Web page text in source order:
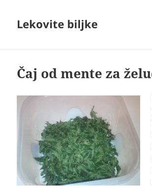
Lekovite biljke
Čaj od mente za